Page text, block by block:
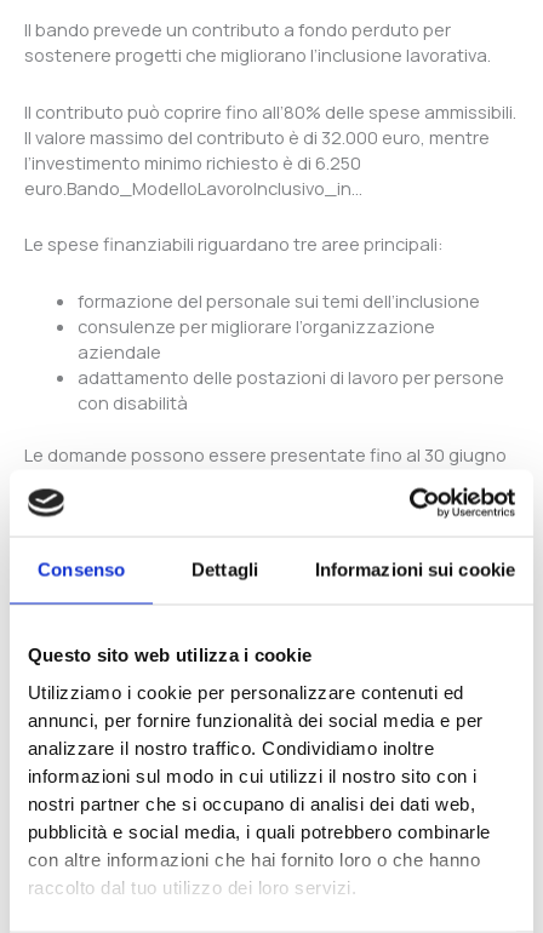
Consenso Dettagli Informazioni sui cookie
Questo sito web utilizza i cookie
Utilizziamo i cookie per personalizzare contenuti ed
annunci, per fornire funzionalità dei social media e per
analizzare il nostro traffico. Condividiamo inoltre
informazioni sul modo in cui utilizzi il nostro sito con i
nostri partner che si occupano di analisi dei dati web,
pubblicità e social media, i quali potrebbero combinarle
con altre informazioni che hai fornito loro o che hanno
raccolto dal tuo utilizzo dei loro servizi.
Il bando prevede un contributo a fondo perduto per
sostenere progetti che migliorano l’inclusione lavorativa.
Il contributo può coprire fino all’80% delle spese ammissibili.
Il valore massimo del contributo è di 32.000 euro, mentre
l’investimento minimo richiesto è di 6.250
euro.Bando_ModelloLavoroInclusivo_in…
Le spese finanziabili riguardano tre aree principali:
formazione del personale sui temi dell’inclusione
consulenze per migliorare l’organizzazione
aziendale
adattamento delle postazioni di lavoro per persone
con disabilità
Le domande possono essere presentate fino al 30 giugno
risorse.Bando_ModelloLavoroInclusivo_in…
La procedura è uno sportello. Questo significa che le
domande vengono valutate in ordine di arrivo.
Il supporto di Yellow Boat
Yellow Boat lavora da anni sui temi dell’inclusione sociale e
lavorativa.
La cooperativa affianca imprese e organizzazioni nello
sviluppo di progetti che migliorano l’accessibilità dei luoghi
di lavoro e l’integrazione delle persone con disabilità.
Nel caso di questo bando, Yellow Boat può supportare le
aziende in diverse fasi: